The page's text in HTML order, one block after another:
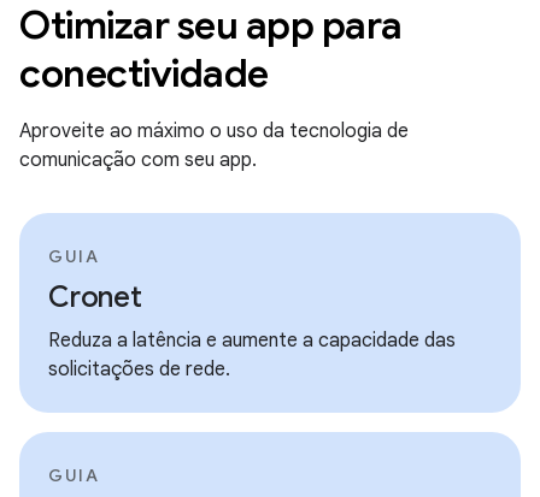
Otimizar seu app para
conectividade
Aproveite ao máximo o uso da tecnologia de
comunicação com seu app.
GUIA
Cronet
Reduza a latência e aumente a capacidade das
solicitações de rede.
GUIA